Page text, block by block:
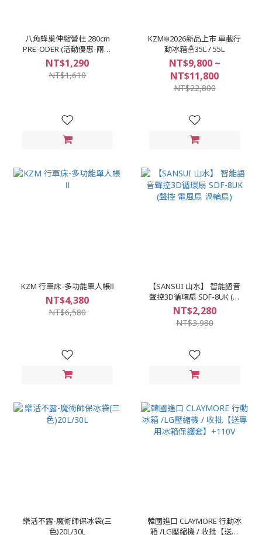
八角蜂巢伸縮營柱 280cm
PRE-ODER (活動優惠-兩支
組合) 新品~購中~預計6月中
到貨
NT$1,290
NT$1,610
KZM❄️2026新品上市 車載行
動冰箱☃️35L / 55L
NT$9,800 ~
NT$11,800
NT$22,800
KZM 行軍床-多功能單人帳Ⅱ
NT$4,380
NT$6,580
【SANSUI 山水】 智能語音
聲控3D循環扇 SDF-8UK (聲
控 電風扇 渦輪扇)
NT$2,280
NT$3,980
樂活不露-魔術師保冰袋(三
色)20L/30L
韓國進口 CLAYMORE 行動冰
箱 /LG壓縮機 / 收批【送專